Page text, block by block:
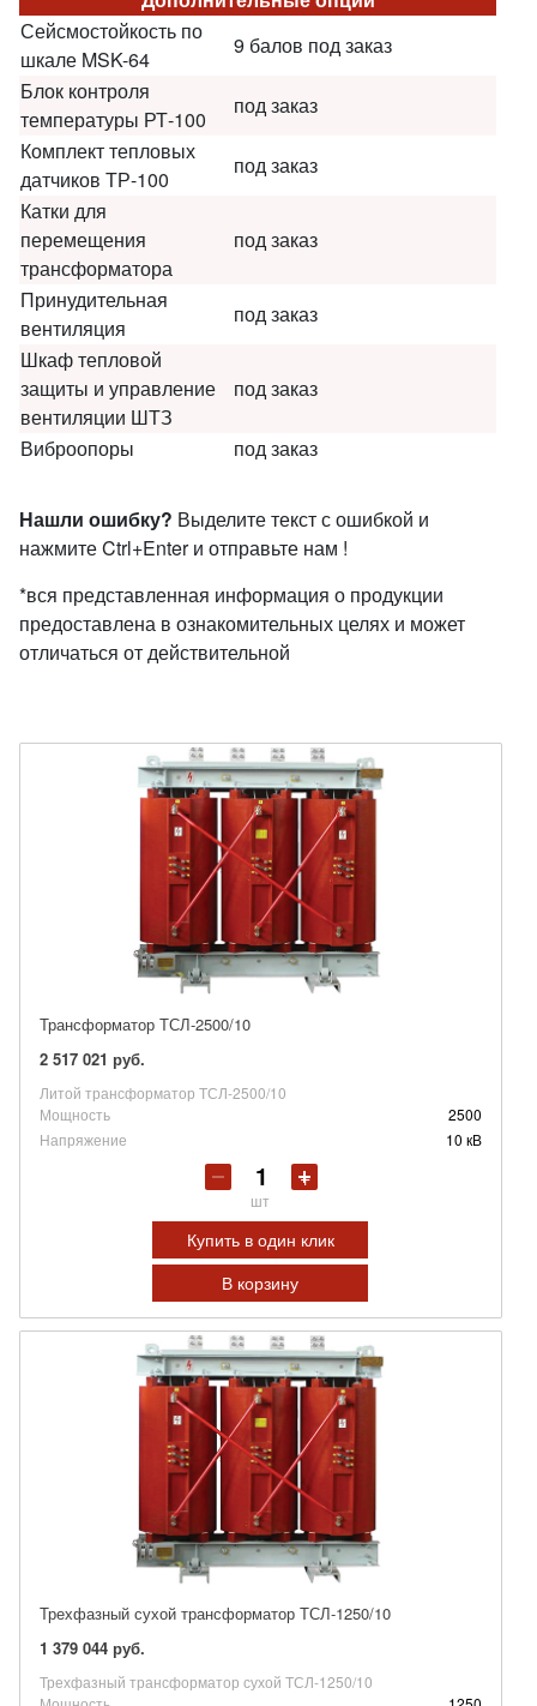
Сейсмостойкость по
шкале MSK-64
9 балов под заказ
Блок контроля
температуры РТ-100
под заказ
Комплект тепловых
датчиков ТР-100
под заказ
Катки для
перемещения
трансформатора
под заказ
Принудительная
вентиляция
под заказ
Шкаф тепловой
защиты и управление
вентиляции ШТЗ
под заказ
Виброопоры под заказ
Нашли ошибку? Выделите текст с ошибкой и
нажмите Ctrl+Enter и отправьте нам !
*вся представленная информация о продукции
предоставлена в ознакомительных целях и может
отличаться от действительной
Трансформатор ТСЛ-2500/10
2 517 021 руб.
Литой трансформатор ТСЛ-2500/10
Мощность
2500
Напряжение
10 кВ
шт
Купить в один клик
В корзину
Трехфазный сухой трансформатор ТСЛ-1250/10
1 379 044 руб.
Трехфазный трансформатор сухой ТСЛ-1250/10